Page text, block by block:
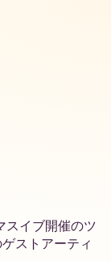
スイブ開催のツ
ストアーティ